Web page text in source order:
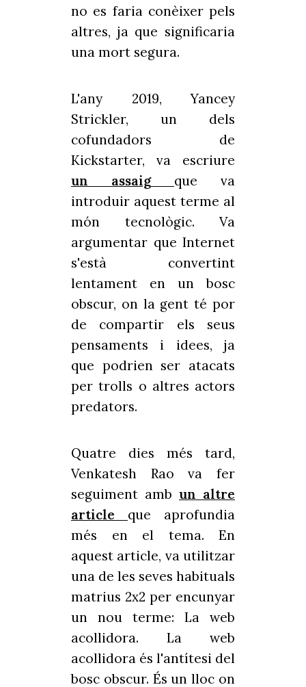
no es faria conèixer pels
altres, ja que significaria
una mort segura.
L'any 2019, Yancey
Strickler, un dels
cofundadors de
Kickstarter, va escriure
un assaig
que va
introduir aquest terme al
món tecnològic. Va
argumentar que Internet
s'està convertint
lentament en un bosc
obscur, on la gent té por
de compartir els seus
pensaments i idees, ja
que podrien ser atacats
per trolls o altres actors
predators.
Quatre dies més tard,
Venkatesh Rao va fer
seguiment amb un altre
article
que aprofundia
més en el tema. En
aquest article, va utilitzar
una de les seves habituals
matrius 2x2 per encunyar
un nou terme: La web
acollidora. La web
acollidora és l'antítesi del
bosc obscur. És un lloc on